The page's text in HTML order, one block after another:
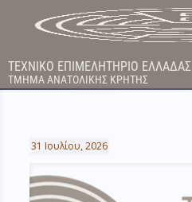
ΤΕΧΝΙΚΟ ΕΠΙΜΕΛΗΤΗΡΙΟ ΕΛΛΑΔΑΣ
ΤΜΗΜΑ ΑΝΑΤΟΛΙΚΗΣ ΚΡΗΤΗΣ
31 Ιουλίου, 2026